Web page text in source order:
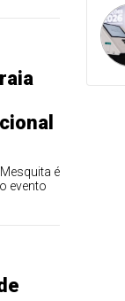
é
evento